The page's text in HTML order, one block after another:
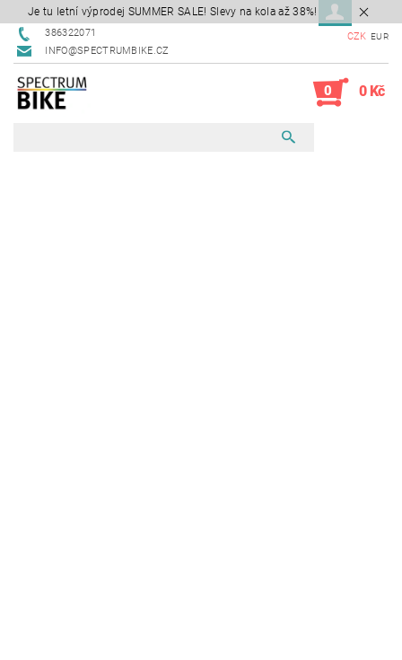
Je tu letní výprodej SUMMER SALE! Slevy na kola až 38%!
386322071
INFO@SPECTRUMBIKE.CZ
CZK EUR
0 0 Kč